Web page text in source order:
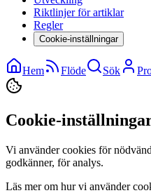
Riktlinjer för artiklar
Regler
Cookie-inställningar
Hem Flöde Sök
Cookie-
Vi använder cookies för
godkänner, för analys.
Läs mer om hur vi använder